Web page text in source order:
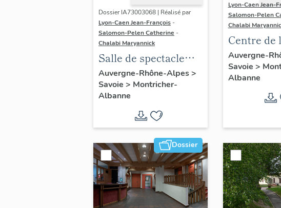
Dossier IA73003068 | Réalisé par
Lyon-Caen Jean-François -
Salomon-Pelen Catherine -
Chalabi Maryannick
Salle de spectacle
Pierre Lainé
Auvergne-Rhône-Alpes>
Savoie > Montricher-
Albanne
Lyon-Caen Jean-
Salomon-Pelen
Chalabi
Centre de
Porte
de
Auvergne-
Savoie >
Albanne
Dossier